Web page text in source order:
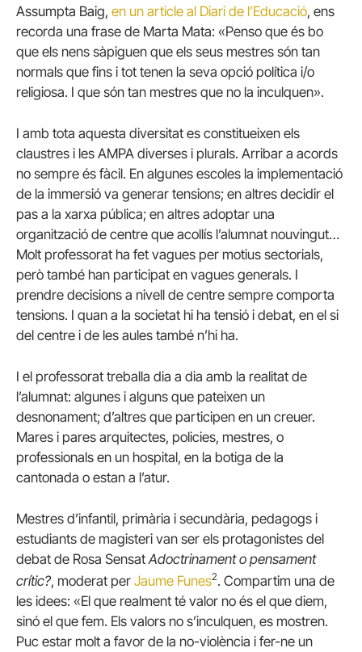
Assumpta Baig, en un article al Diari de l’Educació, ens
recorda una frase de Marta Mata: «Penso que és bo
que els nens sàpiguen que els seus mestres són tan
normals que fins i tot tenen la seva opció política i/o
religiosa. I que són tan mestres que no la inculquen».
I amb tota aquesta diversitat es constitueixen els
claustres i les AMPA diverses i plurals. Arribar a acords
no sempre és fàcil. En algunes escoles la implementació
de la immersió va generar tensions; en altres decidir el
pas a la xarxa pública; en altres adoptar una
organització de centre que acollís l’alumnat nouvingut…
Molt professorat ha fet vagues per motius sectorials,
però també han participat en vagues generals. I
prendre decisions a nivell de centre sempre comporta
tensions. I quan a la societat hi ha tensió i debat, en el si
del centre i de les aules també n’hi ha.
I el professorat treballa dia a dia amb la realitat de
l’alumnat: algunes i alguns que pateixen un
desnonament; d’altres que participen en un creuer.
Mares i pares arquitectes, policies, mestres, o
professionals en un hospital, en la botiga de la
cantonada o estan a l’atur.
Mestres d’infantil, primària i secundària, pedagogs i
estudiants de magisteri van ser els protagonistes del
debat de Rosa SensatAdoctrinament o pensament
crític?, moderat per Jaume Funes2. Compartim una de
les idees: «El que realment té valor no és el que diem,
sinó el que fem. Els valors no s’inculquen, es mostren.
Puc estar molt a favor de la no-violència i fer-ne un